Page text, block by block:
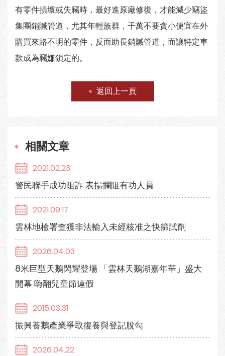
有零件損壞或失竊時，最好進原廠修復，才能減少竊盜
集團銷贓管道，尤其年輕族群，千萬不要貪小便宜在外
購買來路不明的零件，反而助長銷贓管道，而讓特定車
款成為竊嫌鎖定的。
返回上一頁
相關文章
2021.02.23
警民聯手成功阻詐 表揚攔阻有功人員
2021.09.17
雲林地檢署查獲非法輸入未經核准之快篩試劑
2026.04.03
8米巨型天鵝閃耀登場 「雲林天鵝湖嘉年華」盛大
開幕 嗨翻兒童節連假
2015.03.31
振興養鵝產業爭取復養與登記脫勾
2026.04.22